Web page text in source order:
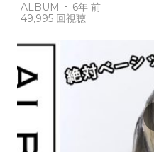
ALBUM
6年 前
49,995